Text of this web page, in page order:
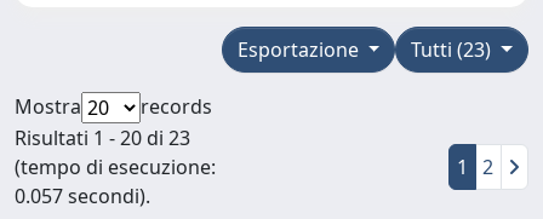
Tutti (23)
Esportazione
Mostra
records
Risultati 1 - 20 di 23
(tempo di esecuzione:
0.057 secondi).
1 2